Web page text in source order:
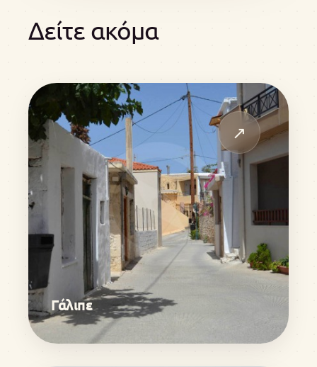
Δείτε ακόμα
↗
Γάλιπε